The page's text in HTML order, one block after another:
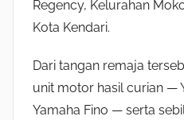
Regency, Kelurahan
Kota Kendari.
Dari tangan remaja
unit motor hasil curian —
Yamaha Fino — serta